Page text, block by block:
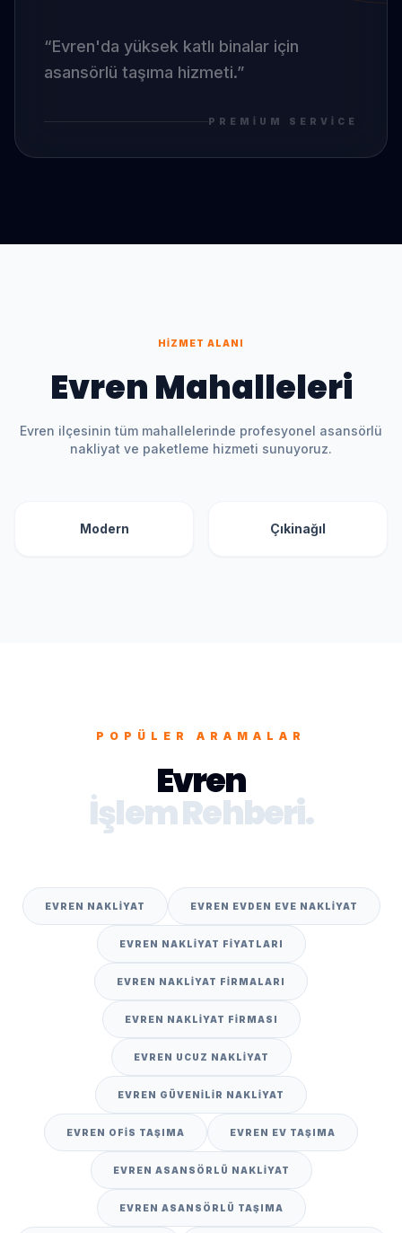
“Evren'da yüksek katlı binalar için
asansörlü taşıma hizmeti.”
PREMIUM SERVICE
HIZMET ALANI
EvrenMahalleleri
Evren ilçesinin tüm mahallelerinde profesyonel asansörlü
nakliyat ve paketleme hizmeti sunuyoruz.
Modern Çıkinağıl
POPÜLER ARAMALAR
Evren
İşlem Rehberi.
EVREN NAKLIYAT EVREN EVDEN EVE NAKLIYAT
EVREN NAKLIYAT FIYATLARI
EVREN NAKLIYAT FIRMALARI
EVREN NAKLIYAT FIRMASI
EVREN UCUZ NAKLIYAT
EVREN GÜVENILIR NAKLIYAT
EVREN OFIS TAŞIMA EVREN EV TAŞIMA
EVREN ASANSÖRLÜ NAKLIYAT
EVREN ASANSÖRLÜ TAŞIMA